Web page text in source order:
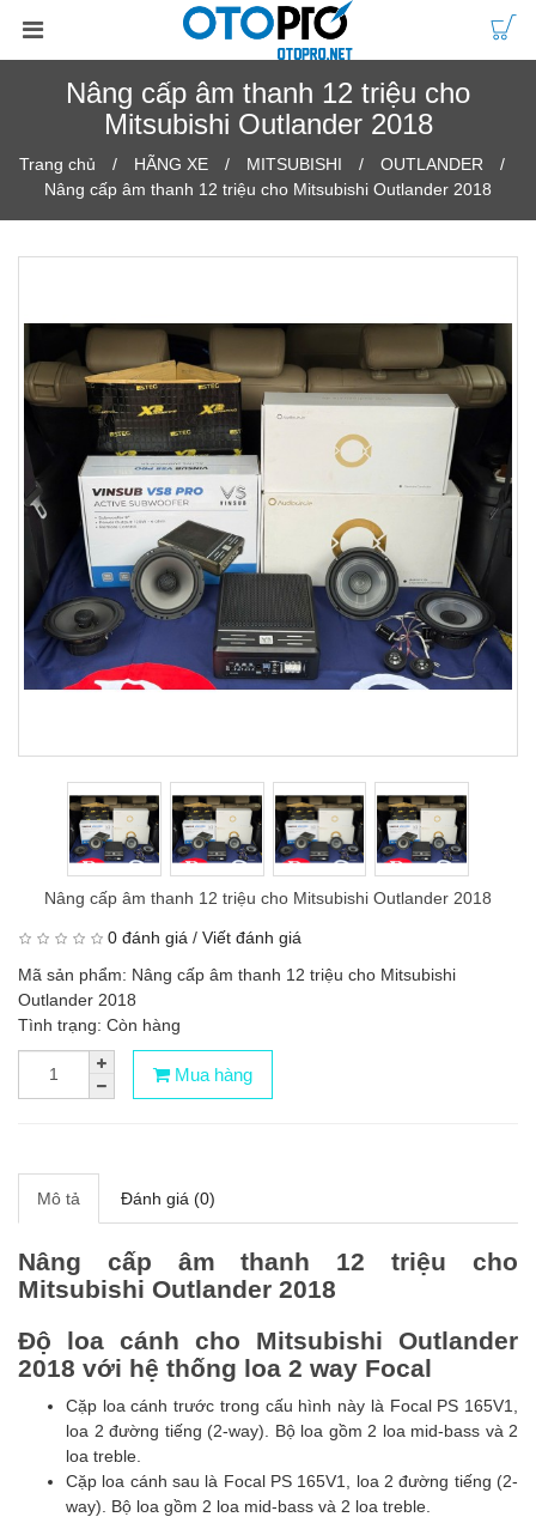
Nâng cấp âm thanh 12 triệu cho
Mitsubishi Outlander 2018
Trang chủ HÃNG XE MITSUBISHI
OUTLANDER
Nâng cấp âm thanh 12 triệu cho Mitsubishi Outlander 2018
Nâng cấp âm thanh 12 triệu cho Mitsubishi Outlander 2018
0 đánh giá / Viết đánh giá
Mã sản phẩm: Nâng cấp âm thanh 12 triệu cho Mitsubishi
Outlander 2018
Tình trạng: Còn hàng
Mua hàng
Mô tả Đánh giá (0)
Nâng cấp âm thanh 12 triệu cho
Mitsubishi Outlander 2018
Độ loa cánh cho Mitsubishi Outlander
2018 với hệ thống loa 2 way Focal
Cặp loa cánh trước trong cấu hình này là Focal PS 165V1,
loa 2 đường tiếng (2-way). Bộ loa gồm 2 loa mid-bass và 2
loa treble.
Cặp loa cánh sau là Focal PS 165V1, loa 2 đường tiếng (2-
way). Bộ loa gồm 2 loa mid-bass và 2 loa treble.